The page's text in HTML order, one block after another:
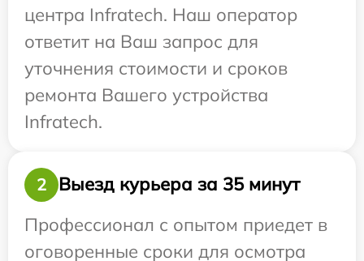
центра Infratech. Наш оператор
ответит на Ваш запрос для
уточнения стоимости и сроков
ремонта Вашего устройства
Infratech.
2
Выезд курьера за 35 минут
Профессионал с опытом приедет в
оговоренные сроки для осмотра